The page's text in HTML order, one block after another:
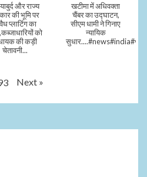
और राज्य
की भूमि पर
प्लाटिंग का
को
की कड़ी
चेतावनी...
खटीमा में अधिवक्ता
चैंबर का उद्घाटन,
सीएम धामी ने गिनाए
न्यायिक
Next »